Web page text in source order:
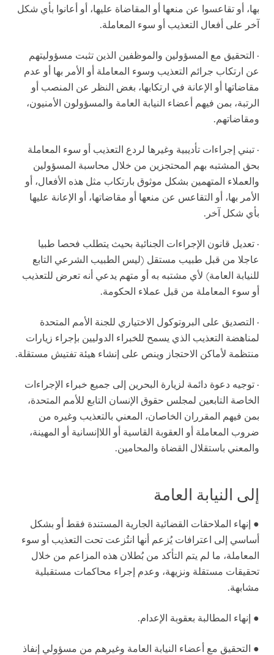
بها، أو تقاعسوا عن منعها أو المقاضاة عليها، أو أعانوا بأي شكل
آخر على أفعال التعذيب أو سوء المعاملة.
· التحقيق مع المسؤولين والموظفين الذين تثبت مسؤوليتهم
عن ارتكاب جرائم التعذيب وسوء المعاملة أو الأمر بها أو عدم
مقاضاتها أو الإعانة في ارتكابها، بغض النظر عن المنصب أو
الرتبة، بمن فيهم أعضاء النيابة العامة والمسؤولون الأمنيون،
ومقاضاتهم.
· تبني إجراءات تأديبية وغيرها لردع التعذيب أو سوء المعاملة
بحق المشتبه بهم المحتجزين من خلال محاسبة المسؤولين
والعملاء المتهمين بشكل موثوق بارتكاب مثل هذه الأفعال، أو
الأمر بها، أو التقاعس عن منعها أو مقاضاتها، أو الإعانة عليها
بأي شكل آخر.
· تعديل قانون الإجراءات الجنائية بحيث يتطلب فحصا طبيا
عاجلا من قبل طبيب مستقل (ليس الطبيب الشرعي التابع
للنيابة العامة) لأي مشتبه به أو متهم يدعي أنه تعرض للتعذيب
أو سوء المعاملة من قبل عملاء الحكومة.
· التصديق على البروتوكول الاختياري للجنة الأمم المتحدة
لمناهضة التعذيب الذي يسمح للخبراء الدوليين بإجراء زيارات
منتظمة لأماكن الاحتجاز وينص على إنشاء هيئة تفتيش مستقلة.
· توجيه دعوة دائمة لزيارة البحرين إلى جميع خبراء الإجراءات
الخاصة التابعين لمجلس حقوق الإنسان التابع للأمم المتحدة،
بمن فيهم المقرران الخاصان، المعني بالتعذيب وغيره من
ضروب المعاملة أو العقوبة القاسية أو اللاإنسانية أو المهينة،
والمعني باستقلال القضاة والمحامين.
إلى النيابة العامة
● إنهاء الملاحقات القضائية الجارية المستندة فقط أو بشكل
أساسي إلى اعترافات يُزعم أنها انتُزعت تحت التعذيب أو سوء
المعاملة، ما لم يتم التأكد من بُطلان هذه المزاعم من خلال
تحقيقات مستقلة ونزيهة، وعدم إجراء محاكمات مستقبلية
مشابهة.
● إنهاء المطالبة بعقوبة الإعدام.
● التحقيق مع أعضاء النيابة العامة وغيرهم من مسؤولي إنفاذ